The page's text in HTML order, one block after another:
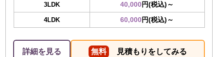
3LDK 40,000円(税込)～
4LDK 60,000円(税込)～
詳細を見る 無料 見積もりをしてみる